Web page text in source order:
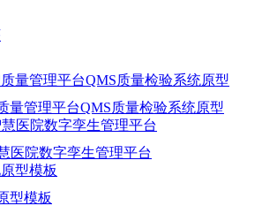
量管理平台QMS质量检验系统原型
医院数字孪生管理平台
型模板